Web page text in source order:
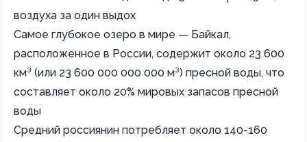
воздуха за один выдох
Самое глубокое озеро в мире — Байкал,
расположенное в России, содержит около 23 600
км³ (или 23 600 000 000 000 м³) пресной воды, что
составляет около 20% мировых запасов пресной
воды
Средний россиянин потребляет около 140-160